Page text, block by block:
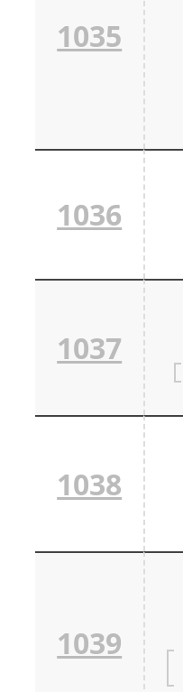
1035
1036
1037
1038
1039